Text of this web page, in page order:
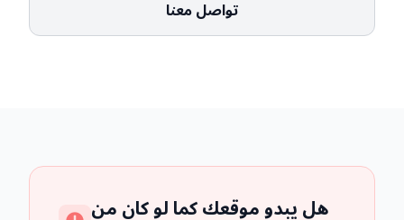
تواصل معنا
هل يبدو موقعك كما لو كان من